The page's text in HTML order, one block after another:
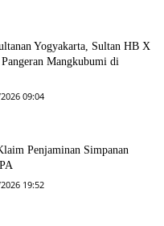
Yogyakarta, Sultan HB X
Mangkubumi di
09:04
Penjaminan Simpanan
19:52